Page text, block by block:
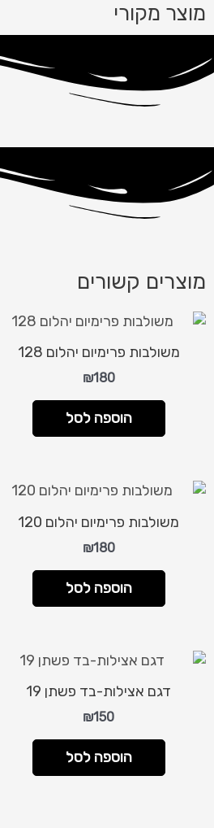
מוצר מקורי
מוצרים קשורים
משולבות פרימיום יהלום 128
₪180
הוספה לסל
משולבות פרימיום יהלום 120
₪180
הוספה לסל
דגם אצילות-בד פשתן 19
₪150
הוספה לסל